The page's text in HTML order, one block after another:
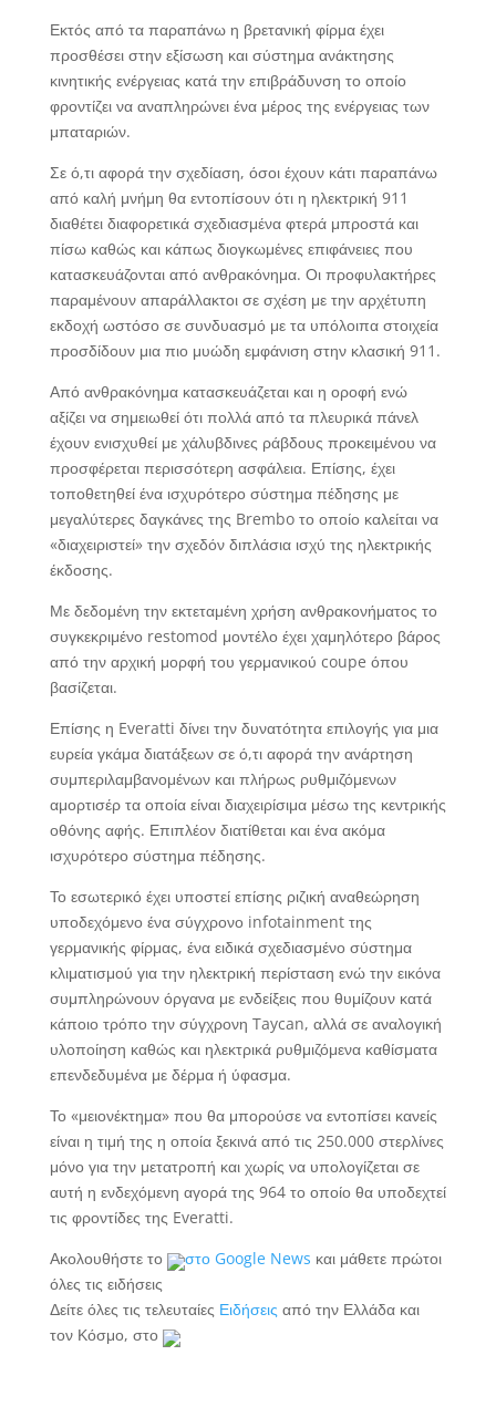
Εκτός από τα παραπάνω η βρετανική φίρμα έχει
προσθέσει στην εξίσωση και σύστημα ανάκτησης
κινητικής ενέργειας κατά την επιβράδυνση το οποίο
φροντίζει να αναπληρώνει ένα μέρος της ενέργειας των
μπαταριών.
Σε ό,τι αφορά την σχεδίαση, όσοι έχουν κάτι παραπάνω
από καλή μνήμη θα εντοπίσουν ότι η ηλεκτρική 911
διαθέτει διαφορετικά σχεδιασμένα φτερά μπροστά και
πίσω καθώς και κάπως διογκωμένες επιφάνειες που
κατασκευάζονται από ανθρακόνημα. Οι προφυλακτήρες
παραμένουν απαράλλακτοι σε σχέση με την αρχέτυπη
εκδοχή ωστόσο σε συνδυασμό με τα υπόλοιπα στοιχεία
προσδίδουν μια πιο μυώδη εμφάνιση στην κλασική 911.
Από ανθρακόνημα κατασκευάζεται και η οροφή ενώ
αξίζει να σημειωθεί ότι πολλά από τα πλευρικά πάνελ
έχουν ενισχυθεί με χάλυβδινες ράβδους προκειμένου να
προσφέρεται περισσότερη ασφάλεια. Επίσης, έχει
τοποθετηθεί ένα ισχυρότερο σύστημα πέδησης με
μεγαλύτερες δαγκάνες της Brembo το οποίο καλείται να
«διαχειριστεί» την σχεδόν διπλάσια ισχύ της ηλεκτρικής
έκδοσης.
Με δεδομένη την εκτεταμένη χρήση ανθρακονήματος το
συγκεκριμένο restomod μοντέλο έχει χαμηλότερο βάρος
από την αρχική μορφή του γερμανικού coupe όπου
βασίζεται.
Επίσης η Everatti δίνει την δυνατότητα επιλογής για μια
ευρεία γκάμα διατάξεων σε ό,τι αφορά την ανάρτηση
συμπεριλαμβανομένων και πλήρως ρυθμιζόμενων
αμορτισέρ τα οποία είναι διαχειρίσιμα μέσω της κεντρικής
οθόνης αφής. Επιπλέον διατίθεται και ένα ακόμα
ισχυρότερο σύστημα πέδησης.
Το εσωτερικό έχει υποστεί επίσης ριζική αναθεώρηση
υποδεχόμενο ένα σύγχρονο infotainment της
γερμανικής φίρμας, ένα ειδικά σχεδιασμένο σύστημα
κλιματισμού για την ηλεκτρική περίσταση ενώ την εικόνα
συμπληρώνουν όργανα με ενδείξεις που θυμίζουν κατά
κάποιο τρόπο την σύγχρονη Taycan, αλλά σε αναλογική
υλοποίηση καθώς και ηλεκτρικά ρυθμιζόμενα καθίσματα
επενδεδυμένα με δέρμα ή ύφασμα.
Το «μειονέκτημα» που θα μπορούσε να εντοπίσει κανείς
είναι η τιμή της η οποία ξεκινά από τις 250.000 στερλίνες
μόνο για την μετατροπή και χωρίς να υπολογίζεται σε
αυτή η ενδεχόμενη αγορά της 964 το οποίο θα υποδεχτεί
τις φροντίδες της Everatti.
Ακολουθήστε το
στο Google News και μάθετε πρώτοι
όλες τις ειδήσεις
Δείτε όλες τις τελευταίες Ειδήσεις από την Ελλάδα και
τον Κόσμο, στο